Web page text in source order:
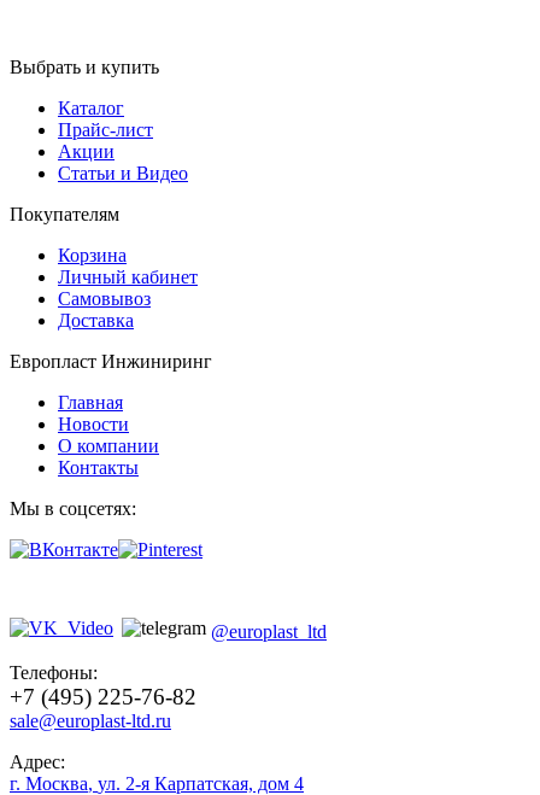
Выбрать и купить
Каталог
Прайс-лист
Акции
Статьи и Видео
Покупателям
Корзина
Личный кабинет
Самовывоз
Доставка
Европласт Инжиниринг
Главная
Новости
О компании
Контакты
Мы в соцсетях:
@europlast_ltd
Телефоны:
+7 (495) 225-76-82
sale@europlast-ltd.ru
Адрес:
г. Москва, ул. 2-я Карпатская, дом 4